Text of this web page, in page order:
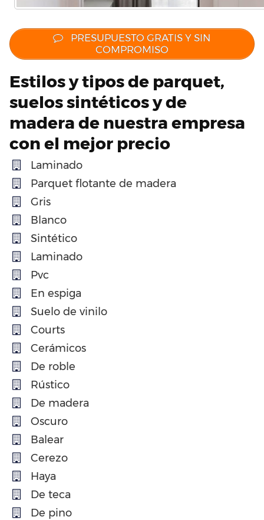
PRESUPUESTO GRATIS Y SIN
COMPROMISO
Estilos y tipos de parquet,
suelos sintéticos y de
madera de nuestra empresa
con el mejor precio
Laminado
Parquet flotante de madera
Gris
Blanco
Sintético
Laminado
Pvc
En espiga
Suelo de vinilo
Courts
Cerámicos
De roble
Rústico
De madera
Oscuro
Balear
Cerezo
Haya
De teca
De pino